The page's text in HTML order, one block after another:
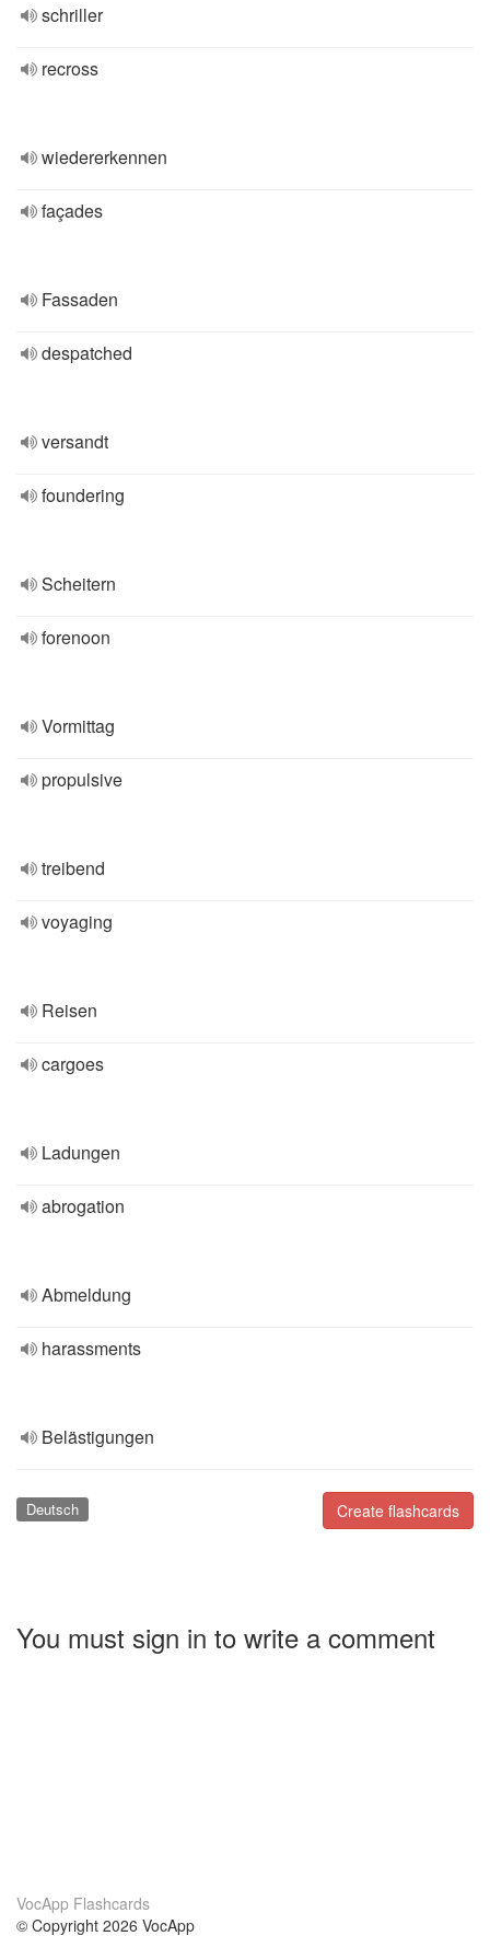
schriller
recross
wiedererkennen
façades
Fassaden
despatched
versandt
foundering
Scheitern
forenoon
Vormittag
propulsive
treibend
voyaging
Reisen
cargoes
Ladungen
abrogation
Abmeldung
harassments
Belästigungen
Create flashcards
Deutsch
You must sign in to write a comment
VocApp Flashcards
© Copyright 2026 VocApp